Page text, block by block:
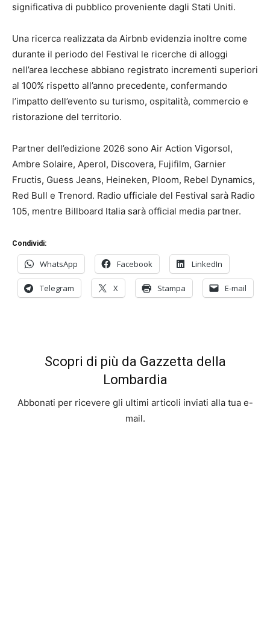
significativa di pubblico proveniente dagli Stati Uniti.
Una ricerca realizzata da Airbnb evidenzia inoltre come
durante il periodo del Festival le ricerche di alloggi
nell’area lecchese abbiano registrato incrementi superiori
al 100% rispetto all’anno precedente, confermando
l’impatto dell’evento su turismo, ospitalità, commercio e
ristorazione del territorio.
Partner dell’edizione 2026 sono Air Action Vigorsol,
Ambre Solaire, Aperol, Discovera, Fujifilm, Garnier
Fructis, Guess Jeans, Heineken, Ploom, Rebel Dynamics,
Red Bull e Trenord. Radio ufficiale del Festival sarà Radio
105, mentre Billboard Italia sarà official media partner.
Condividi:
WhatsApp Facebook LinkedIn
Telegram X Stampa E-mail
Scopri di più da Gazzetta della
Lombardia
Abbonati per ricevere gli ultimi articoli inviati alla tua e-
mail.